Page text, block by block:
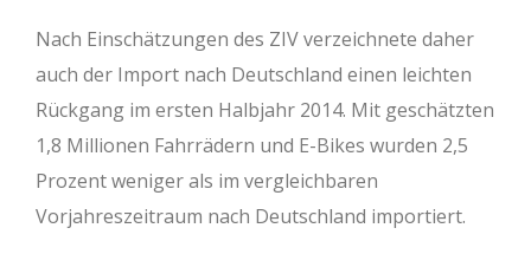
Nach Einschätzungen des ZIV verzeichnete daher
auch der Import nach Deutschland einen leichten
Rückgang im ersten Halbjahr 2014. Mit geschätzten
1,8 Millionen Fahrrädern und E-Bikes wurden 2,5
Prozent weniger als im vergleichbaren
Vorjahreszeitraum nach Deutschland importiert.